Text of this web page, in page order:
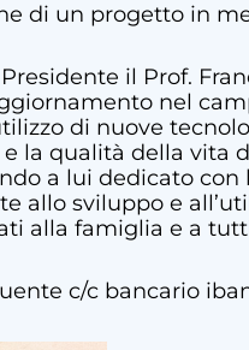
di un progetto in
il Prof.
nel
di nuove
la qualità della vita
a lui dedicato
allo sviluppo e
alla famiglia e a
c/c bancario